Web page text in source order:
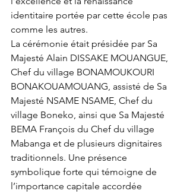
identitaire portée par cette école pas
comme les autres.
La cérémonie était présidée par Sa
Majesté Alain DISSAKE MOUANGUE,
Chef du village BONAMOUKOURI
BONAKOUAMOUANG, assisté de Sa
Majesté NSAME NSAME, Chef du
village Boneko, ainsi que Sa Majesté
BEMA François du Chef du village
Mabanga et de plusieurs dignitaires
traditionnels. Une présence
symbolique forte qui témoigne de
l’importance capitale accordée